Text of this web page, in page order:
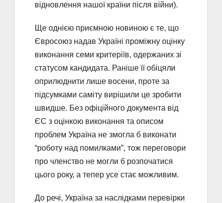
відновлення нашої країни після війни).
Ще однією приємною новиною є те, що
Євросоюз надав Україні проміжну оцінку
виконання семи критеріїв, одержаних зі
статусом кандидата. Раніше її обіцяли
оприлюднити лише восени, проте за
підсумками саміту вирішили це зробити
швидше. Без офіційного документа від
ЄС з оцінкою виконання та описом
проблем Україна не змогла б виконати
“роботу над помилками”, тож переговори
про членство не могли б розпочатися
цього року, а тепер усе стає можливим.
До речі, Україна за наслідками перевірки